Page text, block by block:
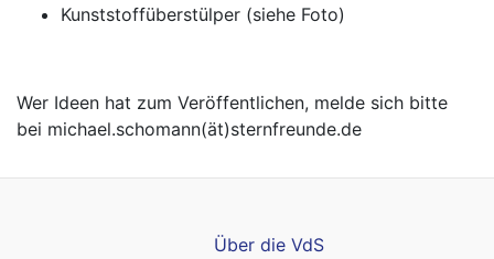
Kunststoffüberstülper (siehe Foto)
Wer Ideen hat zum Veröffentlichen, melde sich bitte
bei michael.schomann(ät)sternfreunde.de
Über die VdS